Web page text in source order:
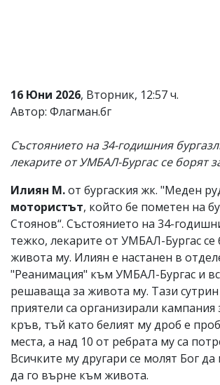
отговорност
за
тях!
откриете
обиден
за
коментар,
моля
сигнализирайте
16 Юни 2026, Вторник, 12:57 ч.
Автор: Флагман.бг
Състоянието на 34-годишния
лекарите от УМБАЛ-Бургас се борят
Илиян М.от бургаския жк. "Меден
мотористът, който бе пометен на
Стоянов“. Състоянието на 34-
тежко, лекарите от УМБАЛ-Бургас се
живота му. Илиян е настанен в
"Реанимация" към УМБАЛ-Бургас и
решаваща за живота му. Тази
приятели са организирали кампания
кръв, тъй като белият му дроб е
места, а над 10 от ребрата му са
Всичките му другари се молят Бог
да го върне към живота.